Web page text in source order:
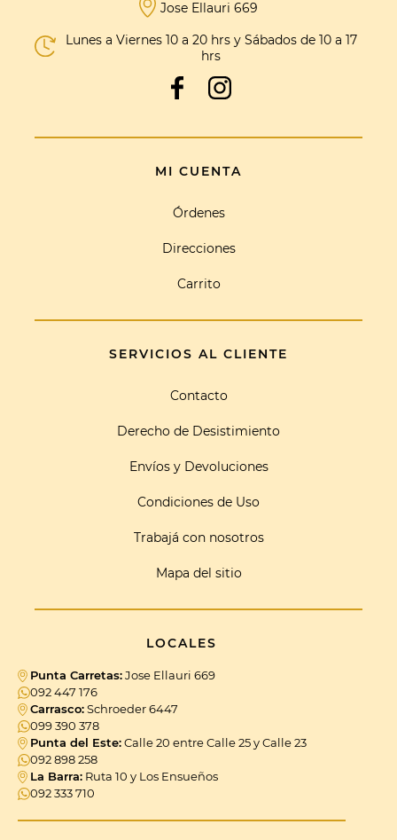
Jose Ellauri 669
Lunes a Viernes 10 a 20 hrs y Sábados de 10 a 17
hrs
MI CUENTA
Órdenes
Direcciones
Carrito
SERVICIOS AL CLIENTE
Contacto
Derecho de Desistimiento
Envíos y Devoluciones
Condiciones de Uso
Trabajá con nosotros
Mapa del sitio
LOCALES
Punta Carretas:Jose Ellauri 669
092 447 176
Carrasco:Schroeder 6447
099 390 378
Punta del Este:Calle 20 entre Calle 25 y Calle 23
092 898 258
La Barra: Ruta 10 y Los Ensueños
092 333 710